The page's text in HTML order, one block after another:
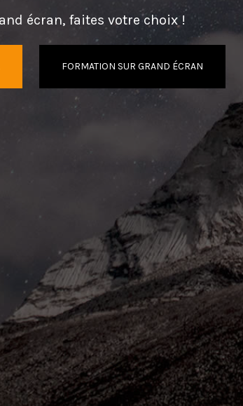
écran, faites votre choix !
FORMATION SUR GRAND ÉCRAN